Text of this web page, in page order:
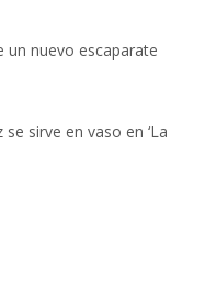
un nuevo escaparate
sirve en vaso en ‘La